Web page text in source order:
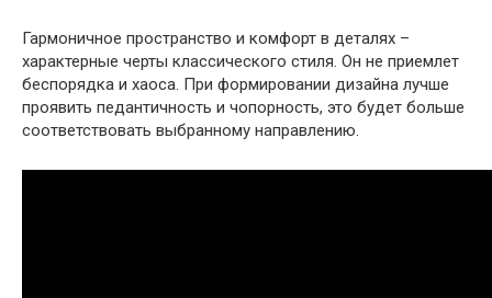
Гармоничное пространство и комфорт в деталях –
характерные черты классического стиля. Он не приемлет
беспорядка и хаоса. При формировании дизайна лучше
проявить педантичность и чопорность, это будет больше
соответствовать выбранному направлению.